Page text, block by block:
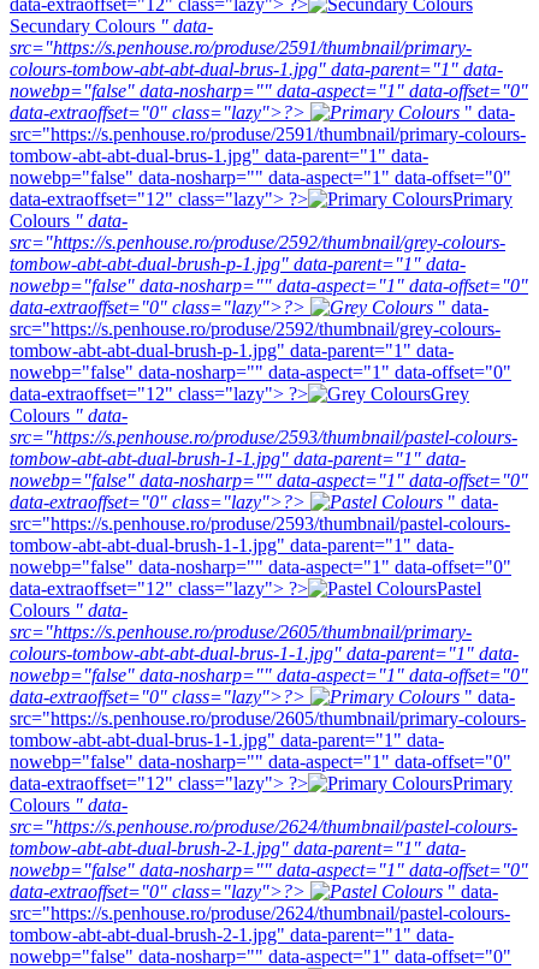
data-extraoffset="12" class="lazy"> ?>
Secundary Colours " data-
src="https://s.penhouse.ro/produse/2591/thumbnail/primary-
colours-tombow-abt-abt-dual-brus-1.jpg" data-parent="1" data-
nowebp="false" data-nosharp="" data-aspect="1" data-offset="0"
data-extraoffset="0" class="lazy">?>
" data-
src="https://s.penhouse.ro/produse/2591/thumbnail/primary-colours-
tombow-abt-abt-dual-brus-1.jpg" data-parent="1" data-
nowebp="false" data-nosharp="" data-aspect="1" data-offset="0"
data-extraoffset="12" class="lazy"> ?>
Primary
Colours " data-
src="https://s.penhouse.ro/produse/2592/thumbnail/grey-colours-
tombow-abt-abt-dual-brush-p-1.jpg" data-parent="1" data-
nowebp="false" data-nosharp="" data-aspect="1" data-offset="0"
data-extraoffset="0" class="lazy">?>
" data-
src="https://s.penhouse.ro/produse/2592/thumbnail/grey-colours-
tombow-abt-abt-dual-brush-p-1.jpg" data-parent="1" data-
nowebp="false" data-nosharp="" data-aspect="1" data-offset="0"
data-extraoffset="12" class="lazy"> ?>
Grey
Colours " data-
src="https://s.penhouse.ro/produse/2593/thumbnail/pastel-colours-
tombow-abt-abt-dual-brush-1-1.jpg" data-parent="1" data-
nowebp="false" data-nosharp="" data-aspect="1" data-offset="0"
data-extraoffset="0" class="lazy">?>
" data-
src="https://s.penhouse.ro/produse/2593/thumbnail/pastel-colours-
tombow-abt-abt-dual-brush-1-1.jpg" data-parent="1" data-
nowebp="false" data-nosharp="" data-aspect="1" data-offset="0"
data-extraoffset="12" class="lazy"> ?>
Pastel
Colours " data-
src="https://s.penhouse.ro/produse/2605/thumbnail/primary-
colours-tombow-abt-abt-dual-brus-1-1.jpg" data-parent="1" data-
nowebp="false" data-nosharp="" data-aspect="1" data-offset="0"
data-extraoffset="0" class="lazy">?>
" data-
src="https://s.penhouse.ro/produse/2605/thumbnail/primary-colours-
tombow-abt-abt-dual-brus-1-1.jpg" data-parent="1" data-
nowebp="false" data-nosharp="" data-aspect="1" data-offset="0"
data-extraoffset="12" class="lazy"> ?>
Primary
Colours " data-
src="https://s.penhouse.ro/produse/2624/thumbnail/pastel-colours-
tombow-abt-abt-dual-brush-2-1.jpg" data-parent="1" data-
nowebp="false" data-nosharp="" data-aspect="1" data-offset="0"
data-extraoffset="0" class="lazy">?>
" data-
src="https://s.penhouse.ro/produse/2624/thumbnail/pastel-colours-
tombow-abt-abt-dual-brush-2-1.jpg" data-parent="1" data-
nowebp="false" data-nosharp="" data-aspect="1" data-offset="0"